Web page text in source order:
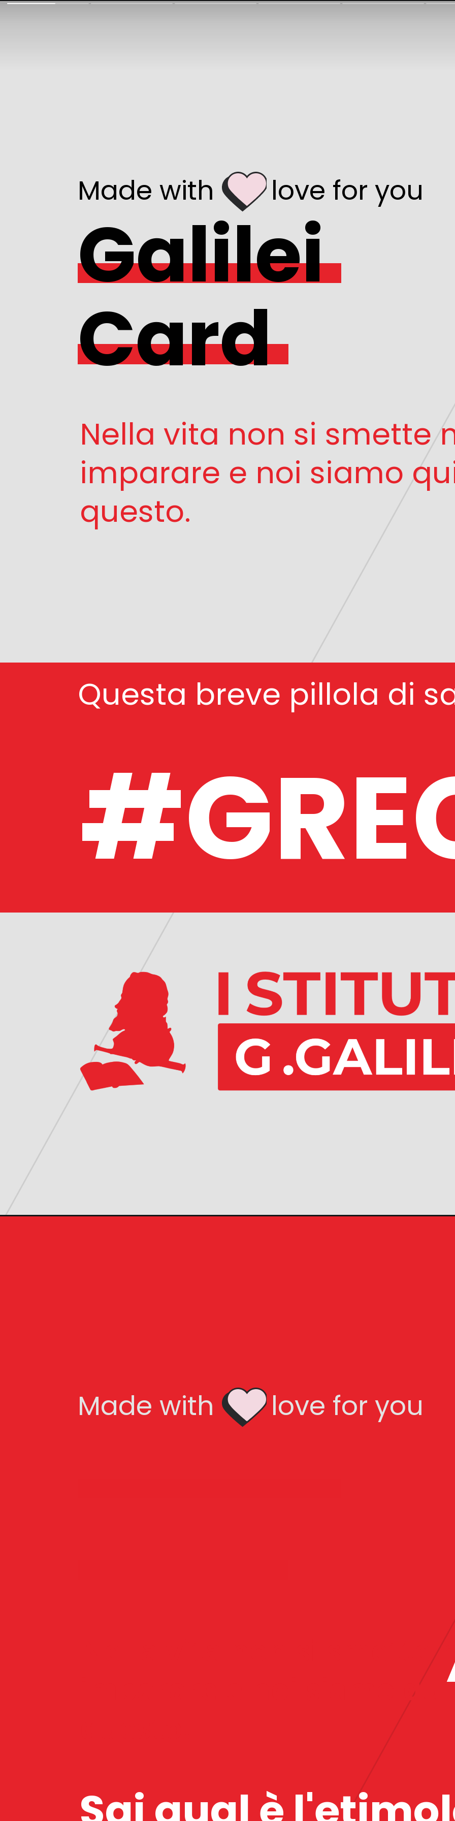
Galilei
Card
Nella vita non si smette
imparare e noi siamo
questo.
Questa breve pillola di
Made with        love for you
imparare e noi siamo
Made with        love for you